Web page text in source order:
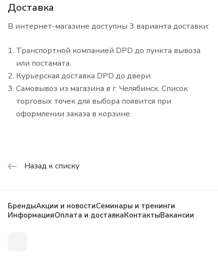
Доставка
В интернет-магазине доступны 3 варианта доставки:
Транспортной компанией DPD до пункта вывоза
или постамата.
Курьерская доставка DPD до двери.
Самовывоз из магазина в г. Челябинск. Список
торговых точек для выбора появится при
оформлении заказа в корзине.
Назад к списку
БрендыАкции и новостиСеминары и тренинги
ИнформацияОплата и доставкаКонтактыВакансии